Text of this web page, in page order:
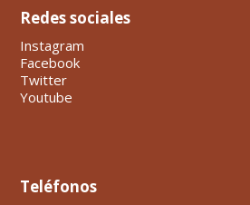
Redes sociales
Instagram
Facebook
Twitter
Youtube
Teléfonos